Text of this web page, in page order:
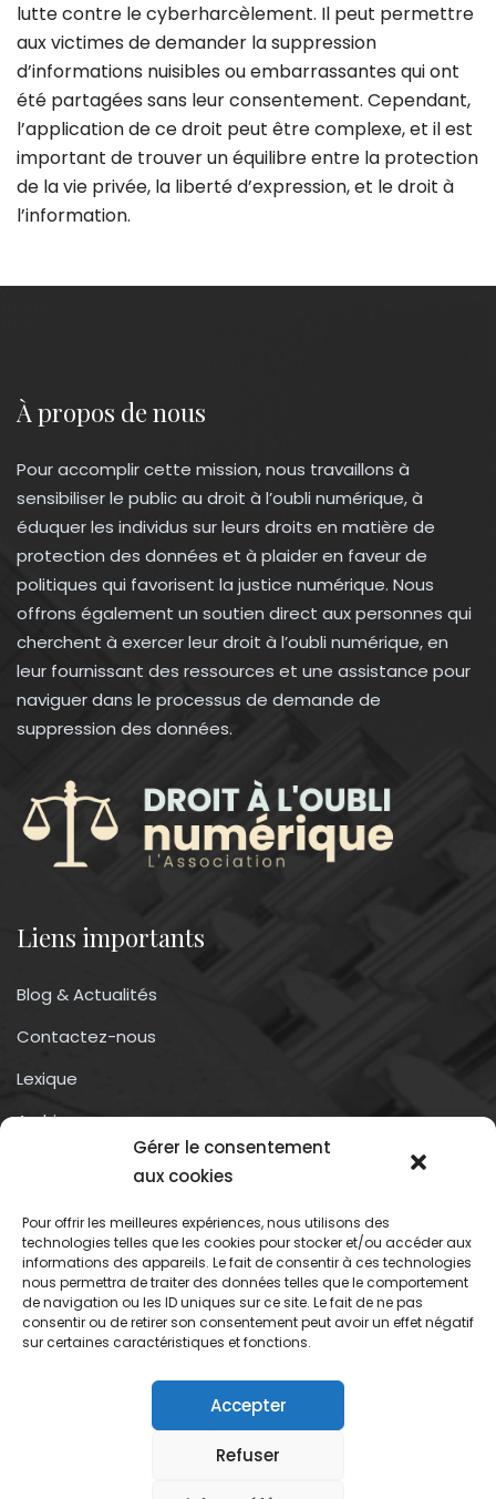
Gérer le consentement
aux cookies
Pour offrir les meilleures expériences, nous utilisons des
technologies telles que les cookies pour stocker et/ou accéder aux
informations des appareils. Le fait de consentir à ces technologies
nous permettra de traiter des données telles que le comportement
de navigation ou les ID uniques sur ce site. Le fait de ne pas
consentir ou de retirer son consentement peut avoir un effet négatif
sur certaines caractéristiques et fonctions.
Accepter
Refuser
lutte contre le cyberharcèlement. Il peut permettre
aux victimes de demander la suppression
d’informations nuisibles ou embarrassantes qui ont
été partagées sans leur consentement. Cependant,
l’application de ce droit peut être complexe, et il est
important de trouver un équilibre entre la protection
de la vie privée, la liberté d’expression, et le droit à
l’information.
À propos de nous
Pour accomplir cette mission, nous travaillons à
sensibiliser le public au droit à l’oubli numérique, à
éduquer les individus sur leurs droits en matière de
protection des données et à plaider en faveur de
politiques qui favorisent la justice numérique. Nous
offrons également un soutien direct aux personnes qui
cherchent à exercer leur droit à l’oubli numérique, en
leur fournissant des ressources et une assistance pour
naviguer dans le processus de demande de
suppression des données.
Liens importants
Blog & Actualités
Contactez-nous
Lexique
Archives
Contactez-nous
Association du droit a l’oubli numérique
13 rue trigance
13002 – Marseille